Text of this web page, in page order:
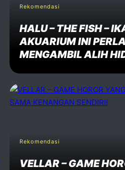
Rekomendasi
HALU – THE FISH –
AKUARIUM INI
MENGAMBIL ALIH
Rekomendasi
VELLAR – GAME